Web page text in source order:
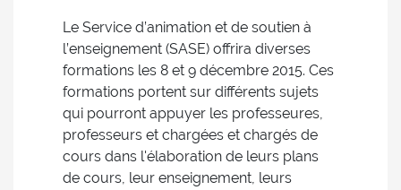
Le Service d’animation et de soutien à
l’enseignement (SASE) offrira diverses
formations les 8 et 9 décembre 2015. Ces
formations portent sur différents sujets
qui pourront appuyer les professeures,
professeurs et chargées et chargés de
cours dans l'élaboration de leurs plans
de cours, leur enseignement, leurs